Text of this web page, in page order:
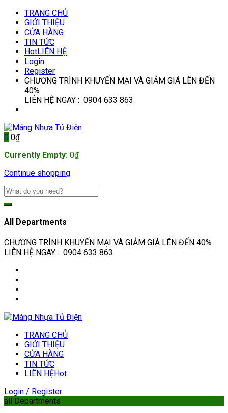
TRANG CHỦ
GIỚI THIỆU
CỬA HÀNG
TIN TỨC
HotLIÊN HỆ
Login
Register
CHƯƠNG TRÌNH KHUYẾN MẠI VÀ GIẢM GIÁ LÊN ĐẾN
40%
LIÊN HỆ NGAY : 0904 633 863
0 0₫
Currently Empty: 0₫
Continue shopping
All Departments
CHƯƠNG TRÌNH KHUYẾN MẠI VÀ GIẢM GIÁ LÊN ĐẾN 40%
LIÊN HỆ NGAY : 0904 633 863
TRANG CHỦ
GIỚI THIỆU
CỬA HÀNG
TIN TỨC
LIÊN HỆHot
Login / Register
all Departments